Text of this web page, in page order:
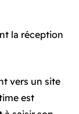
la réception
vers un site
est